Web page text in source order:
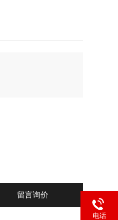
留言询价
电话